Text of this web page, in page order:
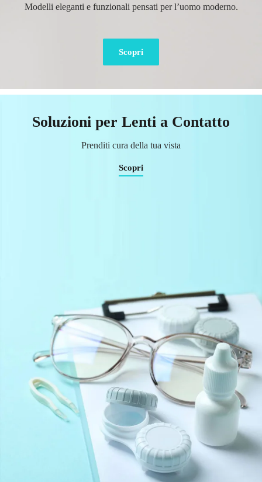
Modelli eleganti e funzionali pensati per l’uomo moderno.
Scopri
Soluzioni per Lenti a Contatto
Prenditi cura della tua vista
Scopri